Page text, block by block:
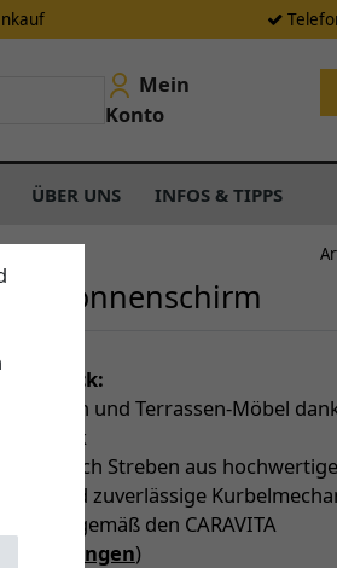
Mein
Konto
ÜBER UNS INFOS & TIPPS
Sonnenschirm
Blick:
über Tisch und Terrassen-Möbel
durch Streben aus
und zuverlässige
(gemäß den CARAVITA
)